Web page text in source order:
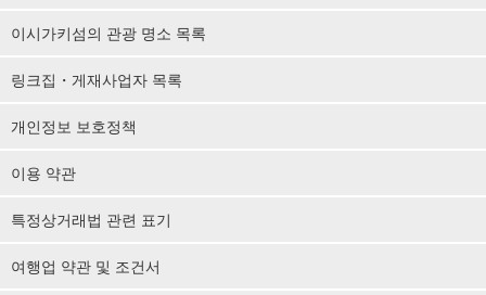
이시가키섬의 관광 명소 목록
링크집・게재사업자 목록
개인정보 보호정책
이용 약관
특정상거래법 관련 표기
여행업 약관 및 조건서